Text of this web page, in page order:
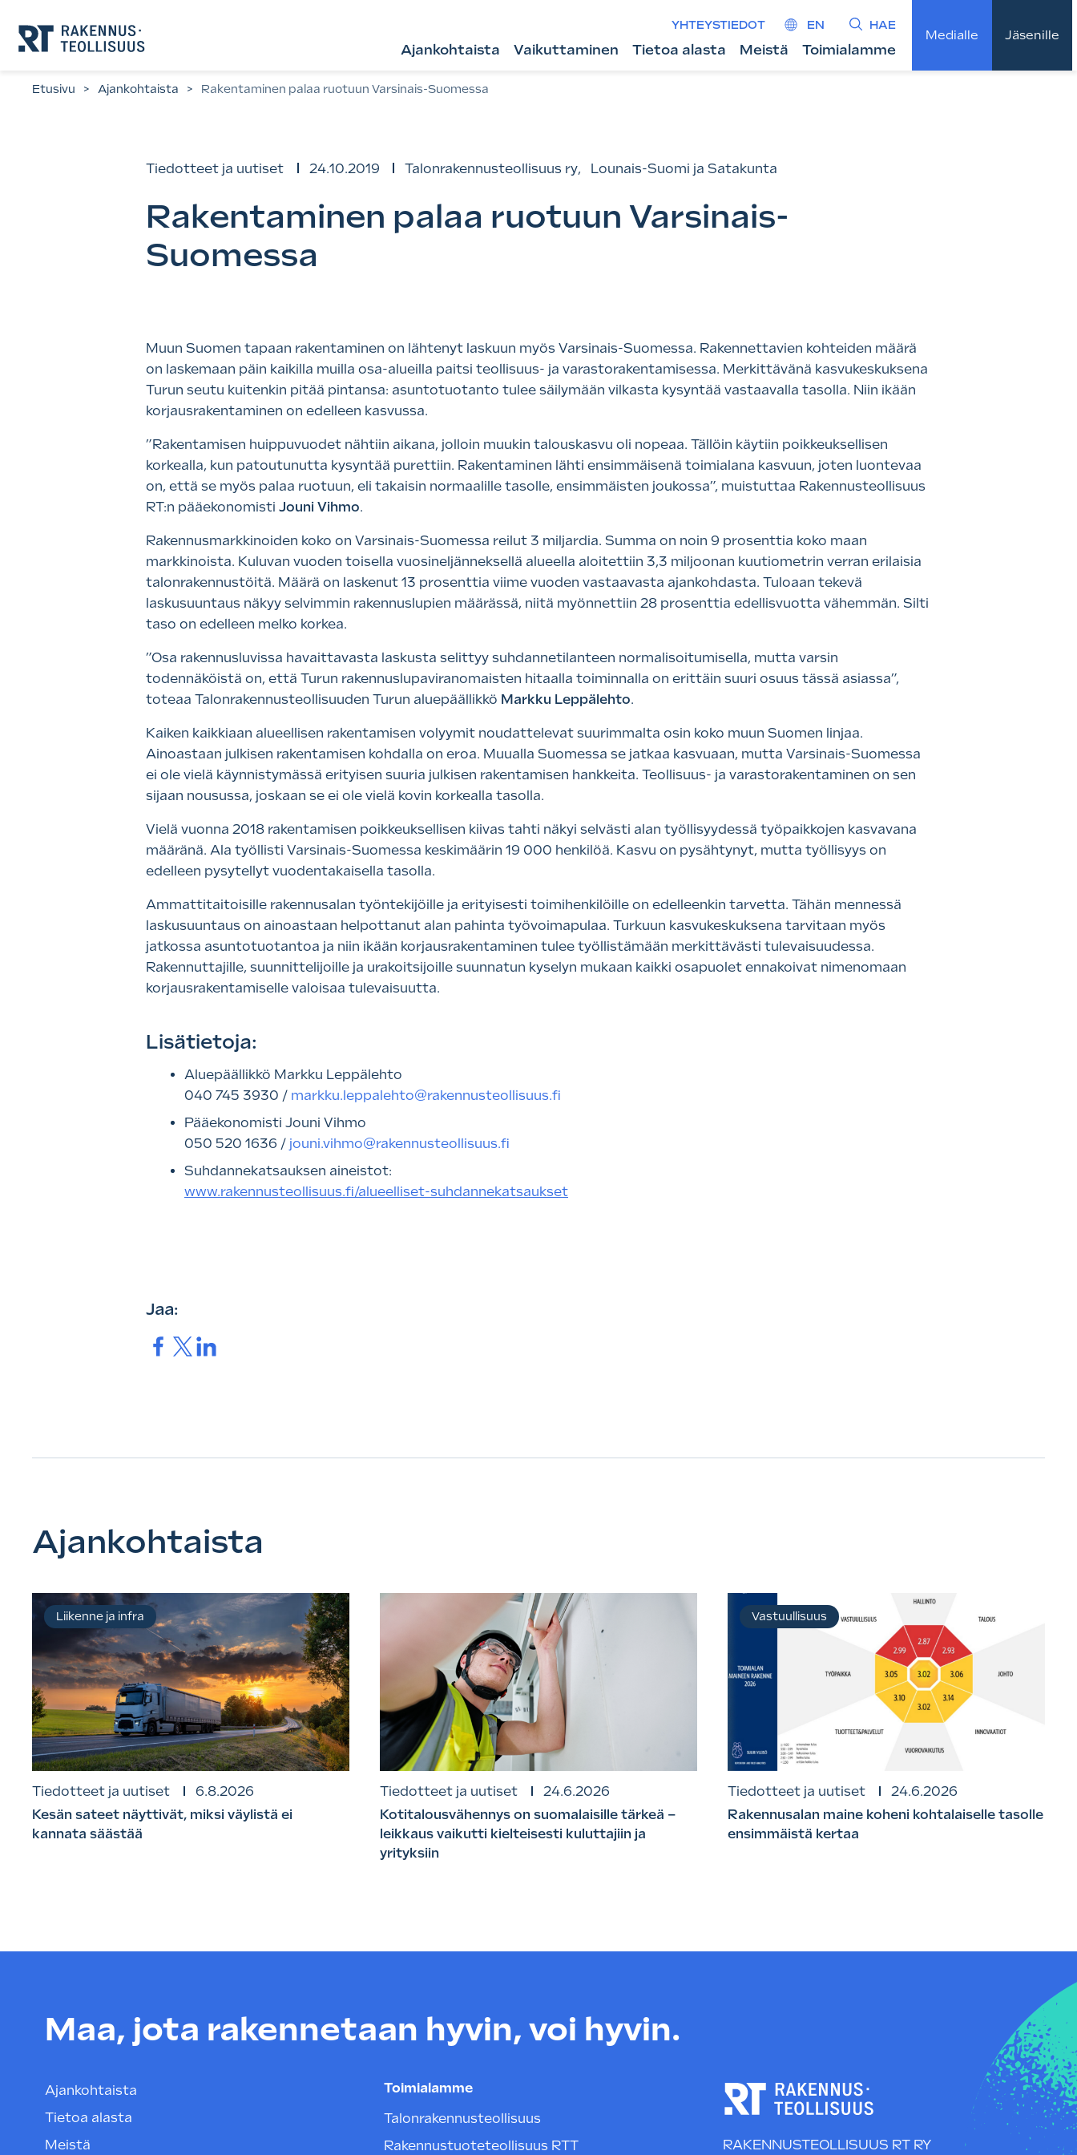
suoraan
sisältöön.
YHTEYSTIEDOT EN HAE
Ajankohtaista Vaikuttaminen Tietoa alasta Meistä Toimialamme
Medialle Jäsenille
Etusivu > Ajankohtaista > Rakentaminen palaa ruotuun Varsinais-Suomessa
Tiedotteet ja uutiset 24.10.2019 Talonrakennusteollisuus ry, Lounais-Suomi ja Satakunta
Rakentaminen palaa ruotuun Varsinais-
Suomessa
Muun Suomen tapaan rakentaminen on lähtenyt laskuun myös Varsinais-Suomessa. Rakennettavien kohteiden määrä
on laskemaan päin kaikilla muilla osa-alueilla paitsi teollisuus- ja varastorakentamisessa. Merkittävänä kasvukeskuksena
Turun seutu kuitenkin pitää pintansa: asuntotuotanto tulee säilymään vilkasta kysyntää vastaavalla tasolla. Niin ikään
korjausrakentaminen on edelleen kasvussa.
”Rakentamisen huippuvuodet nähtiin aikana, jolloin muukin talouskasvu oli nopeaa. Tällöin käytiin poikkeuksellisen
korkealla, kun patoutunutta kysyntää purettiin. Rakentaminen lähti ensimmäisenä toimialana kasvuun, joten luontevaa
on, että se myös palaa ruotuun, eli takaisin normaalille tasolle, ensimmäisten joukossa”, muistuttaa Rakennusteollisuus
RT:n pääekonomisti Jouni Vihmo.
Rakennusmarkkinoiden koko on Varsinais-Suomessa reilut 3 miljardia. Summa on noin 9 prosenttia koko maan
markkinoista. Kuluvan vuoden toisella vuosineljänneksellä alueella aloitettiin 3,3 miljoonan kuutiometrin verran erilaisia
talonrakennustöitä. Määrä on laskenut 13 prosenttia viime vuoden vastaavasta ajankohdasta. Tuloaan tekevä
laskusuuntaus näkyy selvimmin rakennuslupien määrässä, niitä myönnettiin 28 prosenttia edellisvuotta vähemmän. Silti
taso on edelleen melko korkea.
”Osa rakennusluvissa havaittavasta laskusta selittyy suhdannetilanteen normalisoitumisella, mutta varsin
todennäköistä on, että Turun rakennuslupaviranomaisten hitaalla toiminnalla on erittäin suuri osuus tässä asiassa”,
toteaa Talonrakennusteollisuuden Turun aluepäällikkö Markku Leppälehto.
Kaiken kaikkiaan alueellisen rakentamisen volyymit noudattelevat suurimmalta osin koko muun Suomen linjaa.
Ainoastaan julkisen rakentamisen kohdalla on eroa. Muualla Suomessa se jatkaa kasvuaan, mutta Varsinais-Suomessa
ei ole vielä käynnistymässä erityisen suuria julkisen rakentamisen hankkeita. Teollisuus- ja varastorakentaminen on sen
sijaan nousussa, joskaan se ei ole vielä kovin korkealla tasolla.
Vielä vuonna 2018 rakentamisen poikkeuksellisen kiivas tahti näkyi selvästi alan työllisyydessä työpaikkojen kasvavana
määränä. Ala työllisti Varsinais-Suomessa keskimäärin 19 000 henkilöä. Kasvu on pysähtynyt, mutta työllisyys on
edelleen pysytellyt vuodentakaisella tasolla.
Ammattitaitoisille rakennusalan työntekijöille ja erityisesti toimihenkilöille on edelleenkin tarvetta. Tähän mennessä
laskusuuntaus on ainoastaan helpottanut alan pahinta työvoimapulaa. Turkuun kasvukeskuksena tarvitaan myös
jatkossa asuntotuotantoa ja niin ikään korjausrakentaminen tulee työllistämään merkittävästi tulevaisuudessa.
Rakennuttajille, suunnittelijoille ja urakoitsijoille suunnatun kyselyn mukaan kaikki osapuolet ennakoivat nimenomaan
korjausrakentamiselle valoisaa tulevaisuutta.
Lisätietoja:
Aluepäällikkö Markku Leppälehto
040 745 3930 / markku.leppalehto@rakennusteollisuus.fi
Pääekonomisti Jouni Vihmo
050 520 1636 / jouni.vihmo@rakennusteollisuus.fi
Suhdannekatsauksen aineistot:
www.rakennusteollisuus.fi/alueelliset-suhdannekatsaukset
Jaa:
Jaa. Jaa.Jaa.
Ajankohtaista
Tiedotteet ja uutiset
6.8.2026
Kesän sateet näyttivät, miksi väylistä ei
kannata säästää
Liikenne ja infra
Tiedotteet ja uutiset
24.6.2026
Kotitalousvähennys on suomalaisille tärkeä –
leikkaus vaikutti kielteisesti kuluttajiin ja
yrityksiin
Tiedotteet ja uutiset
24.6.2026
Rakennusalan maine koheni kohtalaiselle tasolle
ensimmäistä kertaa
Vastuullisuus
Maa, jota rakennetaan hyvin, voi hyvin.
Ajankohtaista
Tietoa alasta
Meistä
Toimialamme
Talonrakennusteollisuus
Rakennustuoteteollisuus RTT
RAKENNUSTEOLLISUUS RT RY